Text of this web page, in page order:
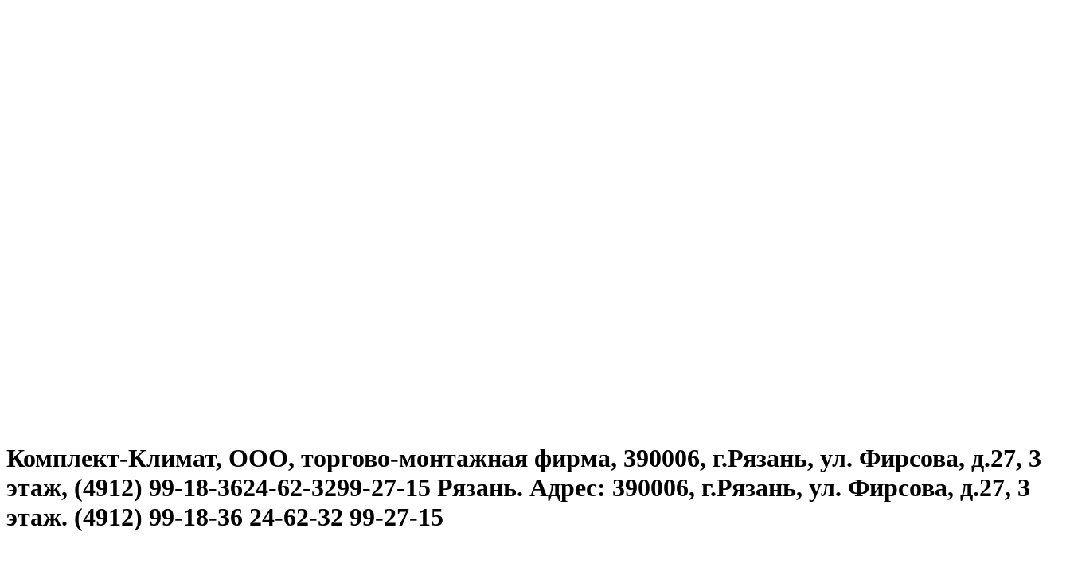
Комплект-Климат, ООО, торгово-монтажная фирма, 390006, г.Рязань, ул. Фирсова, д.27, 3
этаж, (4912) 99-18-3624-62-3299-27-15 Рязань. Адрес: 390006, г.Рязань, ул. Фирсова, д.27, 3
этаж. (4912) 99-18-36 24-62-32 99-27-15